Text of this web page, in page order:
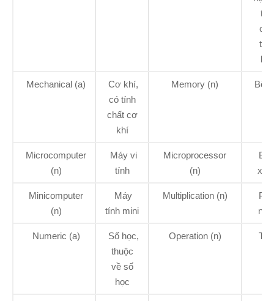
Mechanical (a)
Cơ khí,
có tính
chất cơ
khí
Memory (n) Bộ
Microcomputer
(n)
Máy vi
tính
Microprocessor
(n)
Bộ
xử
Minicomputer
(n)
Máy
tính mini
Multiplication (n)
Numeric (a)
Số học,
thuộc
về số
học
Operation (n)